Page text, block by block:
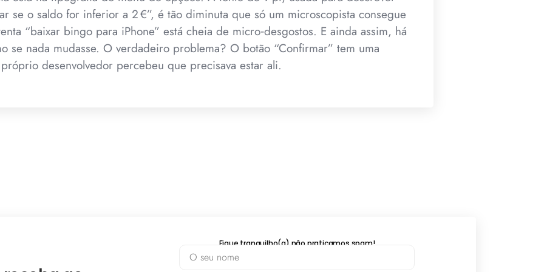
se o saldo for inferior a 2 €”, é tão diminuta que só um microscopista consegue
“baixar bingo para iPhone” está cheia de micro‑desgostos. E ainda assim, há
se nada mudasse. O verdadeiro problema? O botão “Confirmar” tem uma
desenvolvedor percebeu que precisava estar ali.
Fique tranquilho(a) não praticamos spam!